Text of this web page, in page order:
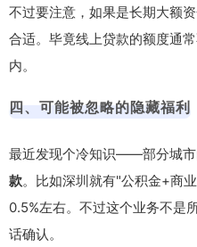
不过要注意，如果是长期大额
合适。毕竟线上贷款的额度通
内。
四、可能被忽略的隐藏福利
最近发现个冷知识——部分城市
款。比如深圳就有"公积金+商
0.5%左右。不过这个业务不是
话确认。